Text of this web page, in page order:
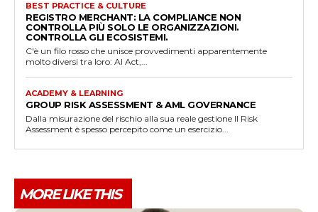
BEST PRACTICE & CULTURE
REGISTRO MERCHANT: LA COMPLIANCE NON
CONTROLLA PIÙ SOLO LE ORGANIZZAZIONI.
CONTROLLA GLI ECOSISTEMI.
C'è un filo rosso che unisce provvedimenti apparentemente
molto diversi tra loro: AI Act,...
ACADEMY & LEARNING
GROUP RISK ASSESSMENT & AML GOVERNANCE
Dalla misurazione del rischio alla sua reale gestione Il Risk
Assessment è spesso percepito come un esercizio...
MORE LIKE THIS